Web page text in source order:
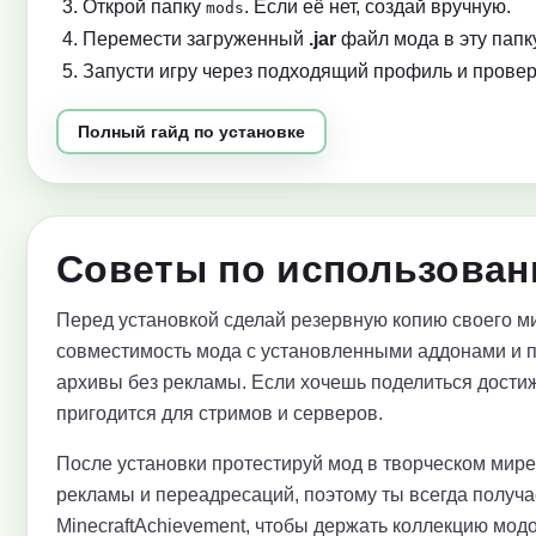
Открой папку mods. Если её нет, создай вручную.
Перемести загруженный .jar файл мода в эту
Запусти игру через подходящий профиль и
Полный гайд по установке
Советы по
Перед установкой сделай резервную копию своего
совместимость мода с установленными аддонами
архивы без рекламы. Если хочешь поделиться
пригодится для стримов и серверов.
После установки протестируй мод в творческом
рекламы и переадресаций, поэтому ты всегда
MinecraftAchievement, чтобы держать коллекцию